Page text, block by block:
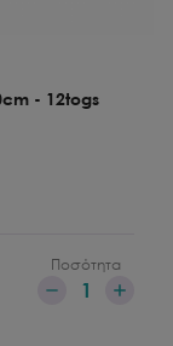
- 12togs
Ποσότητα
1